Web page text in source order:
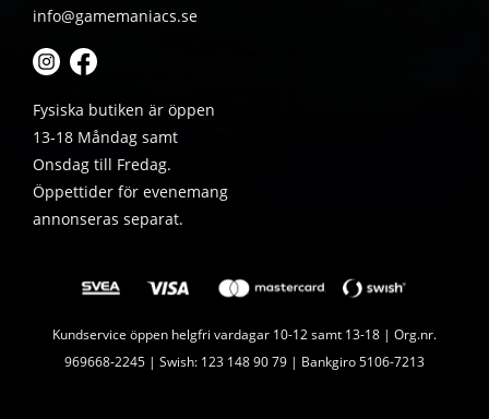
info@gamemaniacs.se
Fysiska butiken är öppen
13-18 Måndag samt
Onsdag till Fredag.
Öppettider för evenemang
annonseras separat.
Kundservice öppen helgfri vardagar 10-12 samt 13-18 | Org.nr.
969668-2245 | Swish: 123 148 90 79 | Bankgiro 5106-7213